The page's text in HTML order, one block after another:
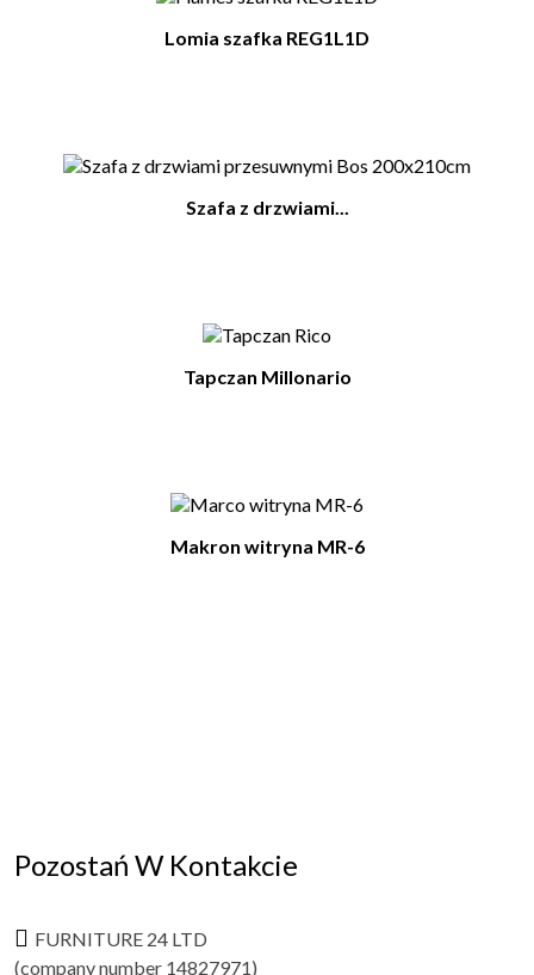
Lomia szafka REG1L1D
Szafa z drzwiami...
Tapczan Millonario
Makron witryna MR-6
Pozostań W Kontakcie
FURNITURE 24 LTD
(company number 14827971)